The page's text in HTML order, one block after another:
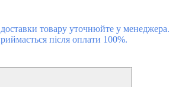
товару уточнюйте у менеджера.
після оплати 100%.